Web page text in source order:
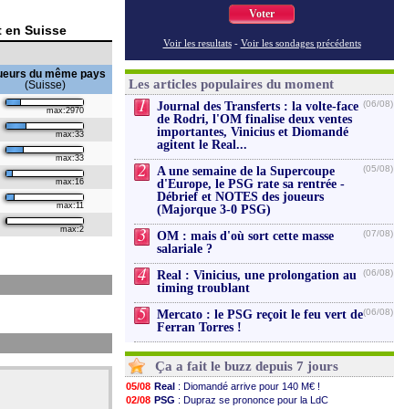
en Suisse
du même pays
(Suisse)
max:2970
max:33
max:33
max:16
max:11
max:2
Voter
Voir les resultats - Voir les sondages précédents
Les articles populaires du moment
1
Journal des Transferts : la volte-face
de Rodri, l'OM finalise deux ventes
importantes, Vinicius et Diomandé
agitent le Real...
(06/08)
2
A une semaine de la Supercoupe
d'Europe, le PSG rate sa rentrée -
Débrief et NOTES des joueurs
(Majorque 3-0 PSG)
(05/08)
3
OM : mais d'où sort cette masse
salariale ?
(07/08)
4
Real : Vinicius, une prolongation au
timing troublant
(06/08)
5
Mercato : le PSG reçoit le feu vert de
Ferran Torres !
(06/08)
Ça a fait le buzz depuis 7 jours
05/08 Real : Diomandé arrive pour 140 M€ !
02/08 PSG : Dupraz se prononce pour la LdC